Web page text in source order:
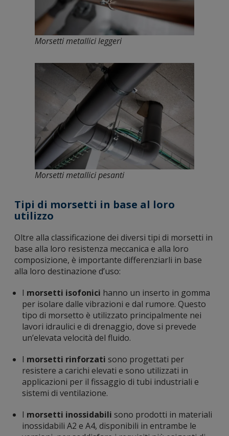
Morsetti metallici leggeri
Morsetti metallici pesanti
Tipi di morsetti in base al loro
utilizzo
Oltre alla classificazione dei diversi tipi di morsetti in
base alla loro resistenza meccanica e alla loro
composizione, è importante differenziarli in base
alla loro destinazione d’uso:
I morsetti isofonici hanno un inserto in gomma
per isolare dalle vibrazioni e dal rumore. Questo
tipo di morsetto è utilizzato principalmente nei
lavori idraulici e di drenaggio, dove si prevede
un’elevata velocità del fluido.
I morsetti rinforzati sono progettati per
resistere a carichi elevati e sono utilizzati in
applicazioni per il fissaggio di tubi industriali e
sistemi di ventilazione.
I morsetti inossidabili sono prodotti in materiali
inossidabili A2 e A4, disponibili in entrambe le